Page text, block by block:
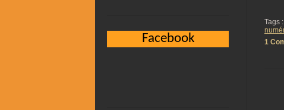
Tags :
1
Facebook